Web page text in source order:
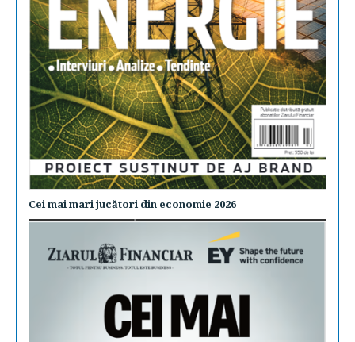
Cei mai mari jucători din economie 2026